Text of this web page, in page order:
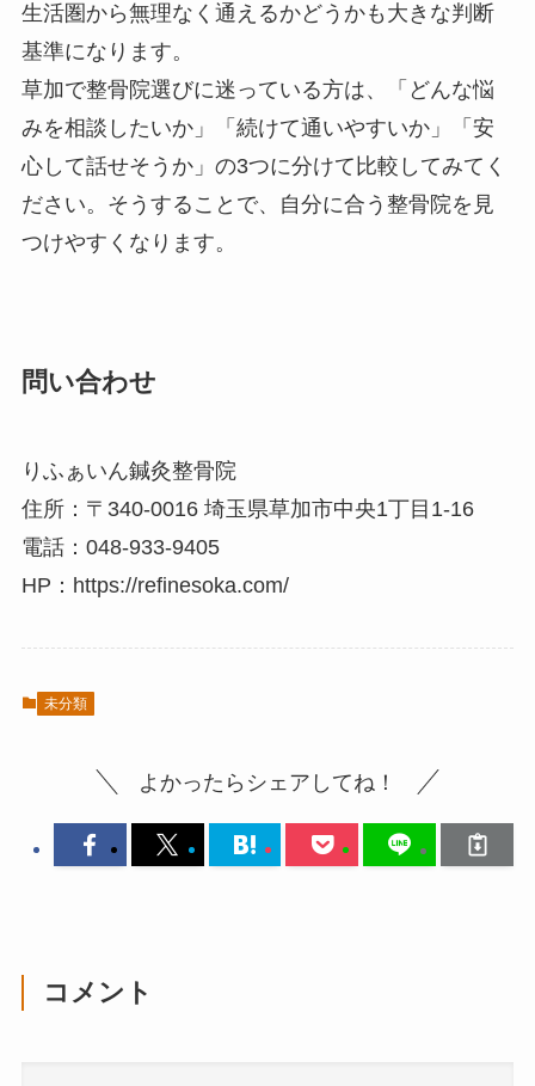
生活圏から無理なく通えるかどうかも大きな判断
基準になります。
草加で整骨院選びに迷っている方は、「どんな悩
みを相談したいか」「続けて通いやすいか」「安
心して話せそうか」の3つに分けて比較してみてく
ださい。そうすることで、自分に合う整骨院を見
つけやすくなります。
問い合わせ
りふぁいん鍼灸整骨院
住所：〒340-0016 埼玉県草加市中央1丁目1-16
電話：048-933-9405
HP：https://refinesoka.com/
未分類
よかったらシェアしてね！
コメント